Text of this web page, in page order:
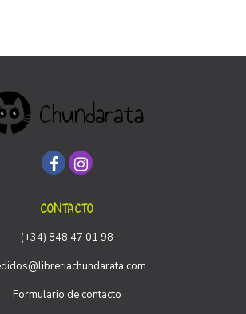
CONTACTO
(+34) 848 47 01 98
Formulario de contacto